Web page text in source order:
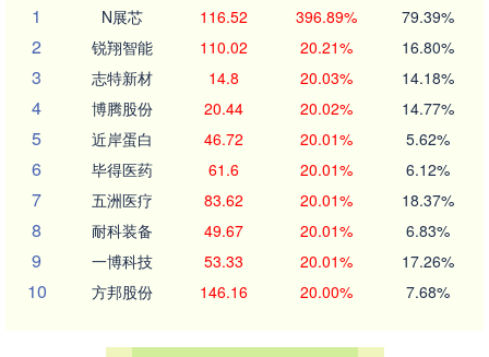
1
N展芯 116.52 396.89% 79.39%
2 锐翔智能 110.02 20.21% 16.80%
3 志特新材 14.8 20.03% 14.18%
4 博腾股份 20.44 20.02% 14.77%
5 近岸蛋白 46.72 20.01% 5.62%
6 毕得医药 61.6 20.01% 6.12%
7 五洲医疗 83.62 20.01% 18.37%
8 耐科装备 49.67 20.01% 6.83%
9 一博科技 53.33 20.01% 17.26%
10 方邦股份 146.16 20.00% 7.68%